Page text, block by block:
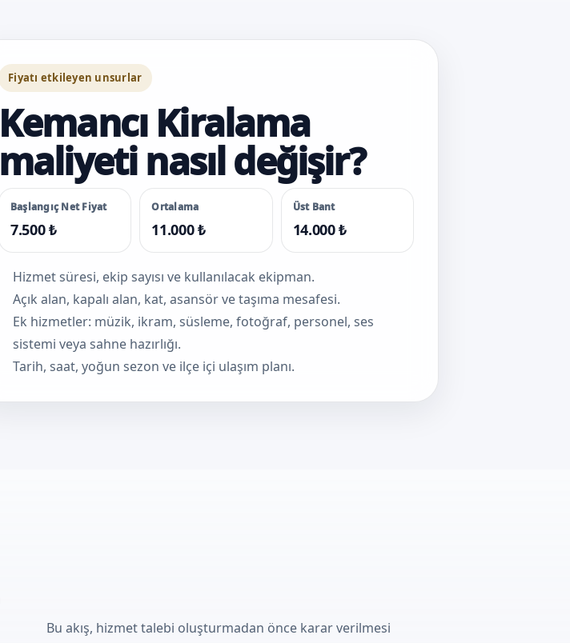
Fiyatı etkileyen unsurlar
Kemancı Kiralama
maliyeti nasıl değişir?
Başlangıç Net Fiyat
7.500 ₺
Ortalama
11.000 ₺
Üst Bant
14.000 ₺
Hizmet süresi, ekip sayısı ve kullanılacak ekipman.
Açık alan, kapalı alan, kat, asansör ve taşıma mesafesi.
Ek hizmetler: müzik, ikram, süsleme, fotoğraf, personel, ses
sistemi veya sahne hazırlığı.
Tarih, saat, yoğun sezon ve ilçe içi ulaşım planı.
Bu akış, hizmet talebi oluşturmadan önce karar verilmesi